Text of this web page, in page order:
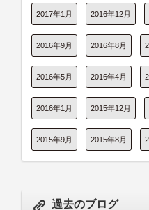
2017年1月 2016年12月
2016年9月 2016年8月
2016年5月 2016年4月
2016年1月 2015年12月
2015年9月 2015年8月
過去のブログ